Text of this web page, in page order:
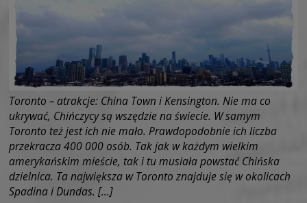
Toronto – atrakcje: China Town i Kensington. Nie ma co
ukrywać, Chińczycy są wszędzie na świecie. W samym
Toronto też jest ich nie mało. Prawdopodobnie ich liczba
przekracza 400 000 osób. Tak jak w każdym wielkim
amerykańskim mieście, tak i tu musiała powstać Chińska
dzielnica. Ta największa w Toronto znajduje się w okolicach
Spadina i Dundas. […]